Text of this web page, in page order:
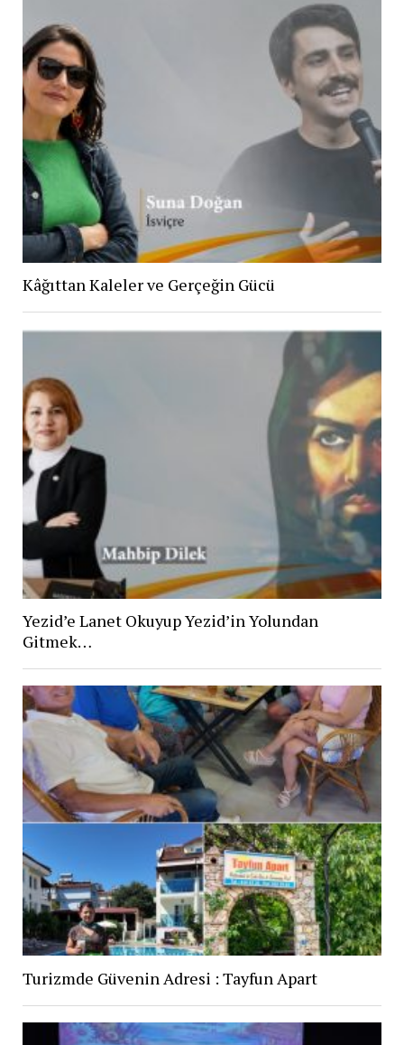
Kâğıttan Kaleler ve Gerçeğin Gücü
Yezid’e Lanet Okuyup Yezid’in Yolundan
Gitmek…
Turizmde Güvenin Adresi : Tayfun Apart